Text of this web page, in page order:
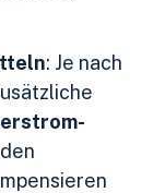
: Je nach